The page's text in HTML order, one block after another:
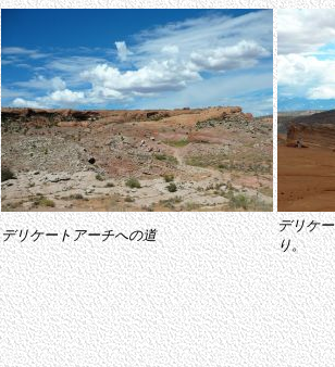
デリケートアーチへの道
デリケ
り。